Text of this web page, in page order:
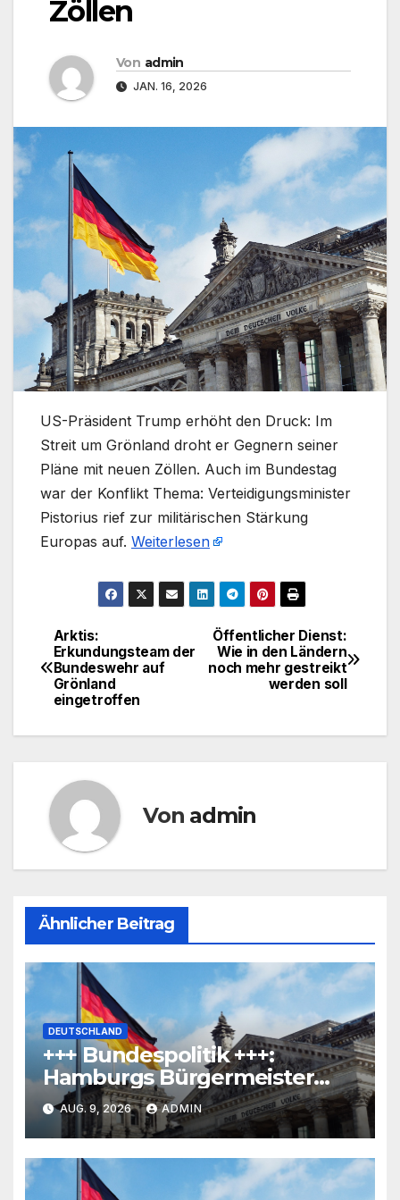
Zöllen
Von admin
JAN. 16, 2026
US-Präsident Trump erhöht den Druck: Im
Streit um Grönland droht er Gegnern seiner
Pläne mit neuen Zöllen. Auch im Bundestag
war der Konflikt Thema: Verteidigungsminister
Pistorius rief zur militärischen Stärkung
Europas auf. Weiterlesen
Beitragsnavigation
Öffentlicher Dienst:
Wie in den Ländern
noch mehr gestreikt
werden soll
Arktis:
Erkundungsteam der
Bundeswehr auf
Grönland
eingetroffen
Von admin
Ähnlicher Beitrag
DEUTSCHLAND
+++ Bundespolitik +++:
Hamburgs Bürgermeister
Tschentscher kritisiert
geplante Steuerreform – und
macht Gegenvorschlag
AUG. 9, 2026 ADMIN